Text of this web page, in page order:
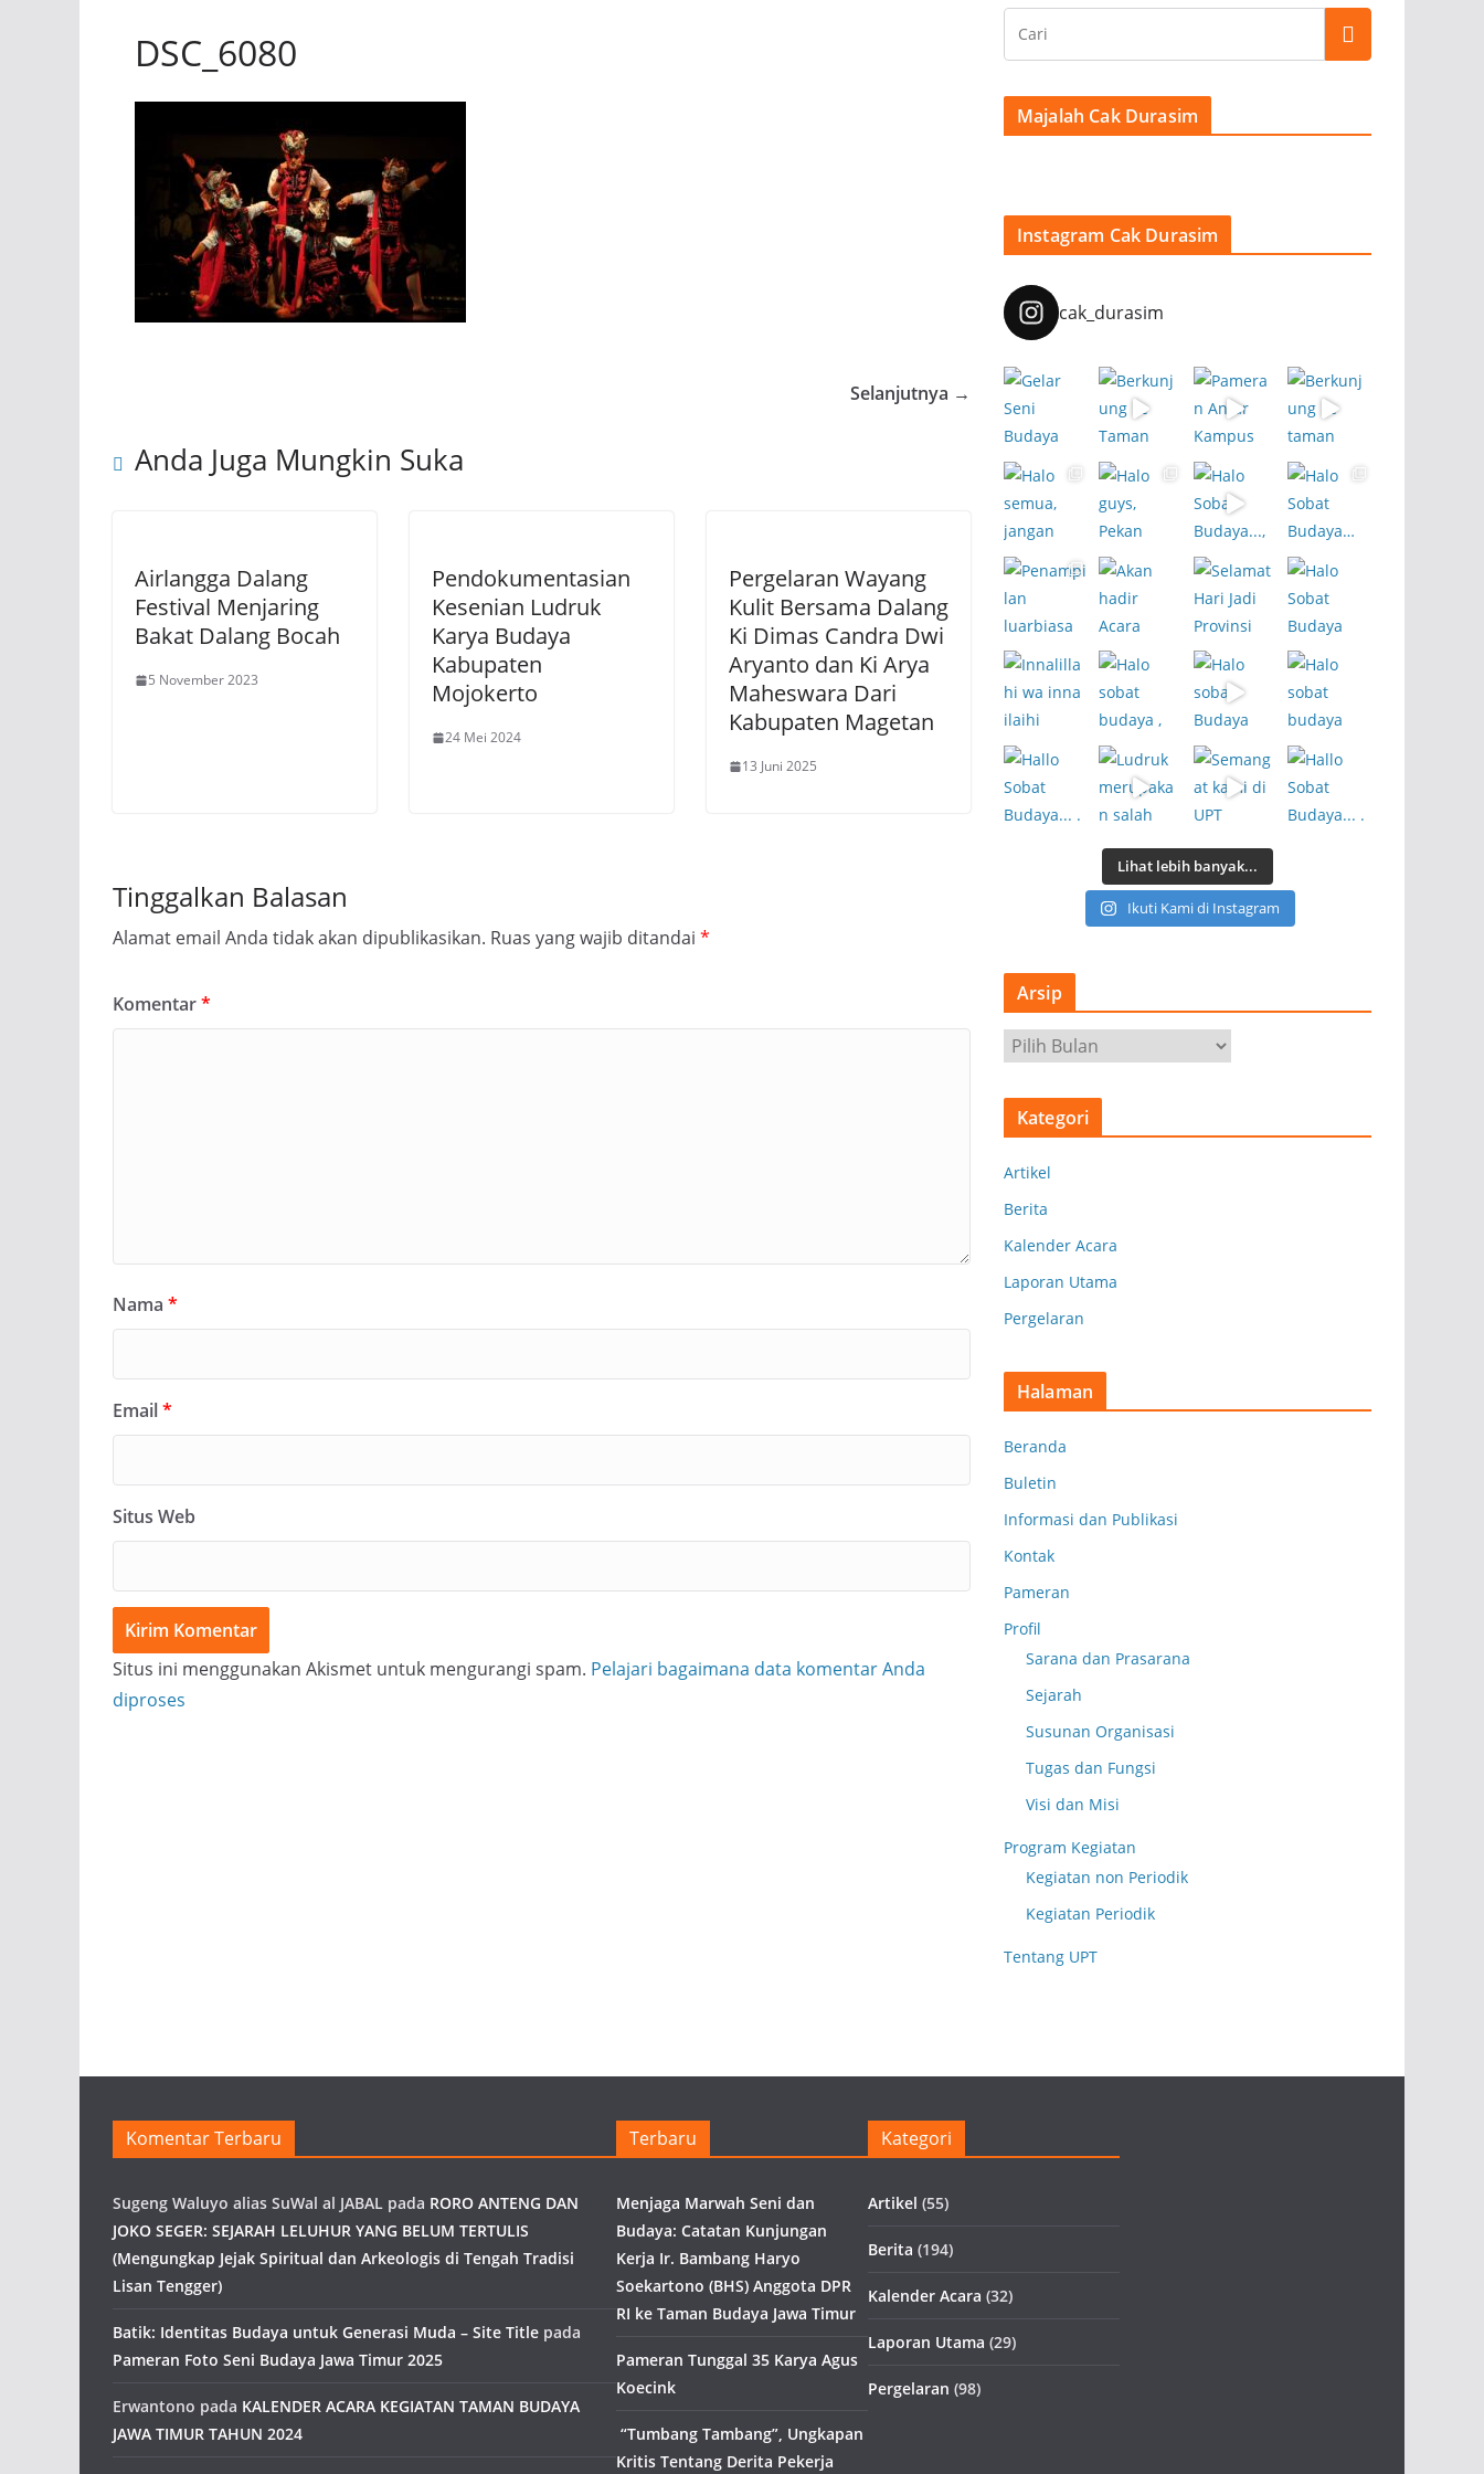
DSC_6080
Selanjutnya →
Anda Juga Mungkin Suka
Airlangga Dalang
Festival Menjaring
Bakat Dalang Bocah
5 November 2023
Pendokumentasian
Kesenian Ludruk
Karya Budaya
Kabupaten
Mojokerto
24 Mei 2024
Pergelaran Wayang
Kulit Bersama Dalang
Ki Dimas Candra Dwi
Aryanto dan Ki Arya
Maheswara Dari
Kabupaten Magetan
13 Juni 2025
Tinggalkan Balasan
Alamat email Anda tidak akan dipublikasikan. Ruas yang wajib ditandai *
Komentar*
Nama *
Email*
Situs Web
Situs ini menggunakan Akismet untuk mengurangi spam. Pelajari bagaimana data komentar Anda
diproses
Majalah Cak Durasim
Instagram Cak Durasim
cak_durasim
Lihat lebih banyak...
Ikuti Kami di Instagram
Arsip
r
s
Kategori
Artikel
Berita
Kalender Acara
Laporan Utama
Pergelaran
Halaman
Beranda
Buletin
Informasi dan Publikasi
Kontak
Pameran
Profil
Sarana dan Prasarana
Sejarah
Susunan Organisasi
Tugas dan Fungsi
Visi dan Misi
Program Kegiatan
Kegiatan non Periodik
Kegiatan Periodik
Tentang UPT
Komentar Terbaru
Sugeng Waluyo alias SuWal al JABAL pada RORO ANTENG DAN
JOKO SEGER: SEJARAH LELUHUR YANG BELUM TERTULIS
(Mengungkap Jejak Spiritual dan Arkeologis di Tengah Tradisi
Lisan Tengger)
Batik: Identitas Budaya untuk Generasi Muda – Site Title pada
Pameran Foto Seni Budaya Jawa Timur 2025
Erwantono pada KALENDER ACARA KEGIATAN TAMAN BUDAYA
JAWA TIMUR TAHUN 2024
Terbaru
Menjaga Marwah Seni dan
Budaya: Catatan Kunjungan
Kerja Ir. Bambang Haryo
Soekartono (BHS) Anggota DPR
RI ke Taman Budaya Jawa Timur
Pameran Tunggal 35 Karya Agus
Koecink
“Tumbang Tambang”, Ungkapan
Kritis Tentang Derita Pekerja
Kategori
Artikel (55)
Berita (194)
Kalender Acara (32)
Laporan Utama (29)
Pergelaran (98)